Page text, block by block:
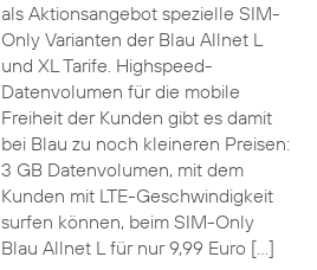
als Aktionsangebot spezielle SIM-
Only Varianten der Blau Allnet L
und XL Tarife. Highspeed-
Datenvolumen für die mobile
Freiheit der Kunden gibt es damit
bei Blau zu noch kleineren Preisen:
3 GB Datenvolumen, mit dem
Kunden mit LTE-Geschwindigkeit
surfen können, beim SIM-Only
Blau Allnet L für nur 9,99 Euro […]